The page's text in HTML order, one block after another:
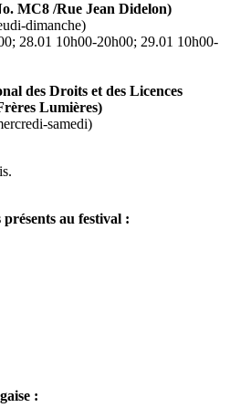
MC8 /Rue Jean Didelon)
dimanche)
28.01 10h00-20h00; 29.01 10h00-
des Droits et des Licences
Lumières)
samedi)
au festival :
: